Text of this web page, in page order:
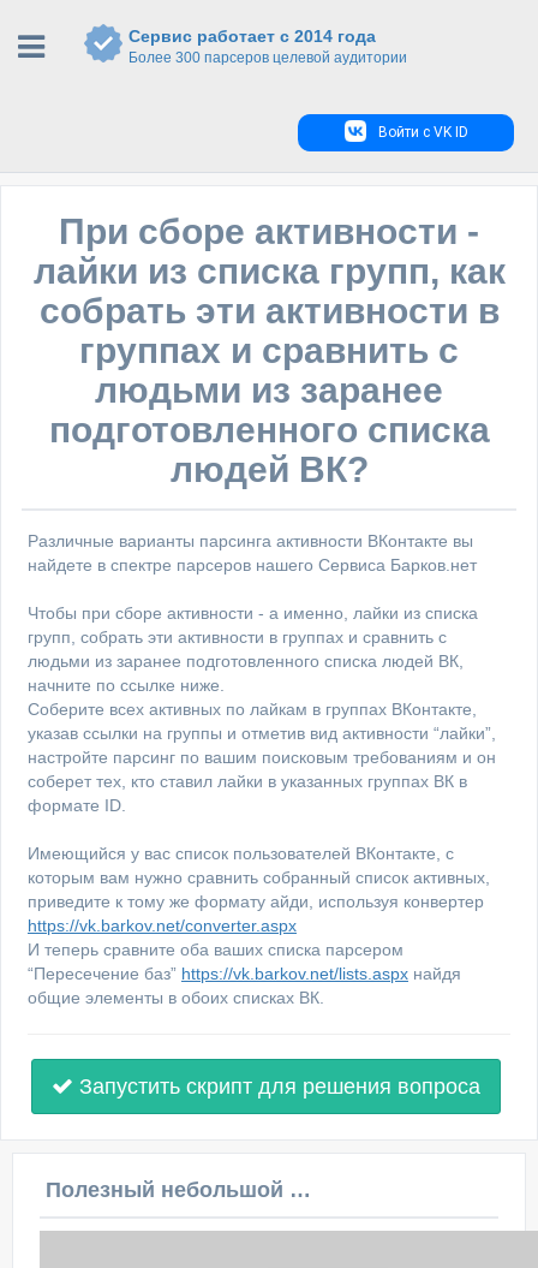
Сервис работает с 2014 года
Более 300 парсеров целевой аудитории
Войти с VK ID
При сборе активности -
лайки из списка групп, как
собрать эти активности в
группах и сравнить с
людьми из заранее
подготовленного списка
людей ВК?
Различные варианты парсинга активности ВКонтакте вы
найдете в спектре парсеров нашего Сервиса Барков.нет
Чтобы при сборе активности - а именно, лайки из списка
групп, собрать эти активности в группах и сравнить с
людьми из заранее подготовленного списка людей ВК,
начните по ссылке ниже.
Соберите всех активных по лайкам в группах ВКонтакте,
указав ссылки на группы и отметив вид активности “лайки”,
настройте парсинг по вашим поисковым требованиям и он
соберет тех, кто ставил лайки в указанных группах ВК в
формате ID.
Имеющийся у вас список пользователей ВКонтакте, с
которым вам нужно сравнить собранный список активных,
приведите к тому же формату айди, используя конвертер
https://vk.barkov.net/converter.aspx
И теперь сравните оба ваших списка парсером
“Пересечение баз” https://vk.barkov.net/lists.aspx найдя
общие элементы в обоих списках ВК.
Запустить скрипт для решения вопроса
Полезный небольшой видеоурок по этой теме